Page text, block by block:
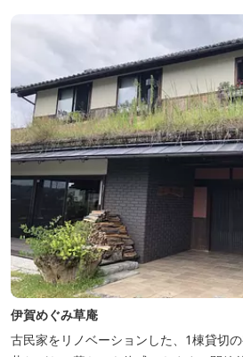
伊賀めぐみ草庵
古民家をリノベーションした、1棟貸切